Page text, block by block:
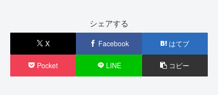
シェアする
X Facebook はてブ
Pocket LINE コピー